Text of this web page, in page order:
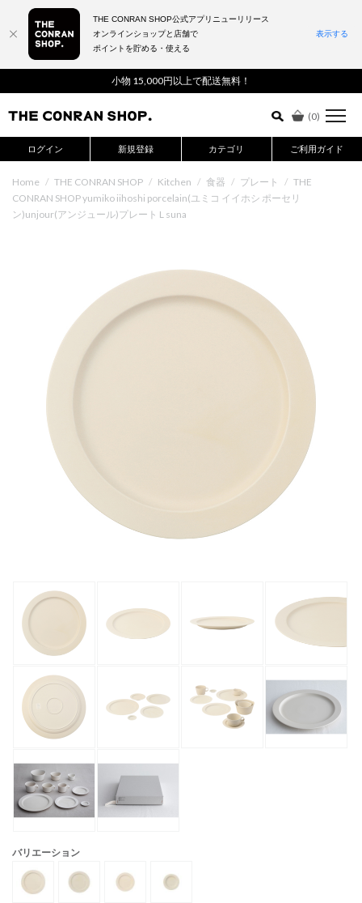
小物 15,000円以上で配送無料！
(0)
ログイン 新規登録 カテゴリ ご利用ガイド
詳細検索はこちら
Home / THE CONRAN SHOP / Kitchen / 食器 / プレート / THE
CONRAN SHOP yumiko iihoshi porcelain(ユミコ イイホシ ポーセリ
ン)unjour(アンジュール)プレート L suna
バリエーション
THE CONRAN SHOP公式アプリニューリリース
オンラインショップと店舗で
ポイントを貯める・使える
表示する